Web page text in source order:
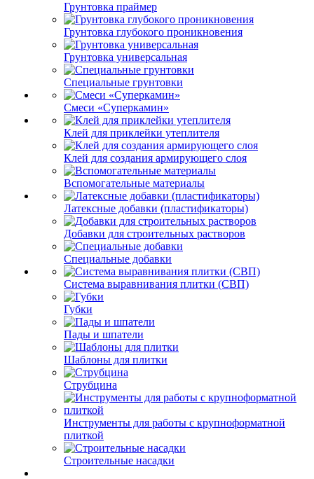
Грунтовка праймер
Грунтовка глубокого проникновения
Грунтовка универсальная
Специальные грунтовки
Смеси «Суперкамин»
Клей для приклейки утеплителя
Клей для создания армирующего слоя
Вспомогательные материалы
Латексные добавки (пластификаторы)
Добавки для строительных растворов
Специальные добавки
Система выравнивания плитки (СВП)
Губки
Пады и шпатели
Шаблоны для плитки
Струбцина
Инструменты для работы с крупноформатной
плиткой
Строительные насадки